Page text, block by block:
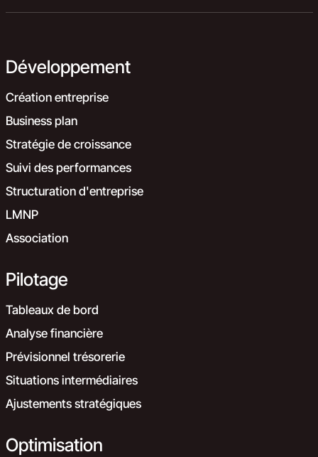
Développement
Création entreprise
Business plan
Stratégie de croissance
Suivi des performances
Structuration d'entreprise
LMNP
Association
Pilotage
Tableaux de bord
Analyse financière
Prévisionnel trésorerie
Situations intermédiaires
Ajustements stratégiques
Optimisation